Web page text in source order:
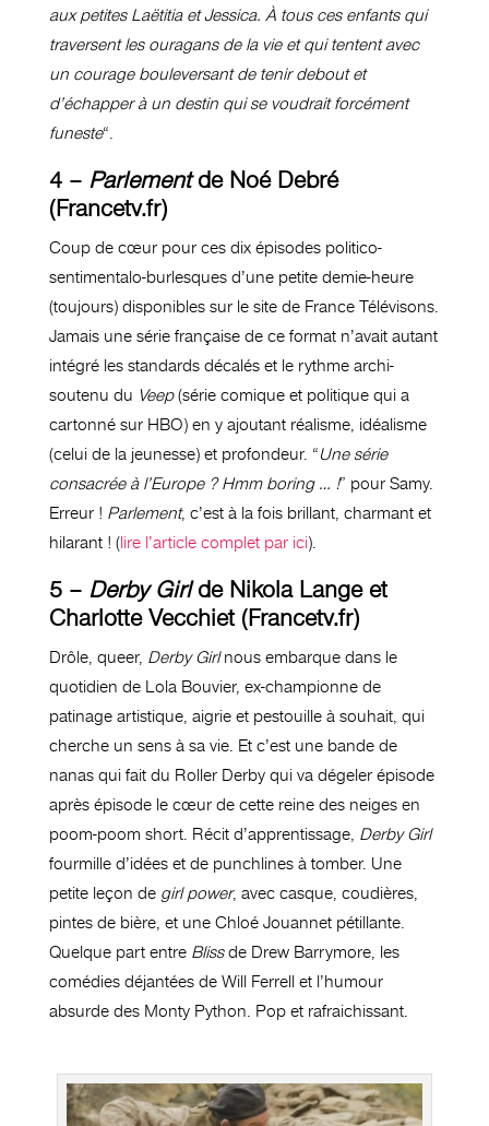
aux petites Laëtitia et Jessica. À tous ces enfants qui
traversent les ouragans de la vie et qui tentent avec
un courage bouleversant de tenir debout et
d’échapper à un destin qui se voudrait forcément
funeste“.
4 – Parlementde Noé Debré
(Francetv.fr)
Coup de cœur pour ces dix épisodes politico-
sentimentalo-burlesques d’une petite demie-heure
(toujours) disponibles sur le site de France Télévisons.
Jamais une série française de ce format n’avait autant
intégré les standards décalés et le rythme archi-
soutenu du Veep(série comique et politique qui a
cartonné sur HBO) en y ajoutant réalisme, idéalisme
(celui de la jeunesse) et profondeur. “Une série
consacrée à l’Europe ? Hmm boring … !” pour Samy.
Erreur ! Parlement, c’est à la fois brillant, charmant et
hilarant ! (lire l’article complet par ici).
5 – Derby Girlde Nikola Lange et
Charlotte Vecchiet (Francetv.fr)
Drôle, queer, Derby Girlnous embarque dans le
quotidien de Lola Bouvier, ex-championne de
patinage artistique, aigrie et pestouille à souhait, qui
cherche un sens à sa vie. Et c’est une bande de
nanas qui fait du Roller Derby qui va dégeler épisode
après épisode le cœur de cette reine des neiges en
poom-poom short. Récit d’apprentissage, Derby Girl
fourmille d’idées et de punchlines à tomber. Une
petite leçon degirl power, avec casque, coudières,
pintes de bière, et une Chloé Jouannet pétillante.
Quelque part entre Blissde Drew Barrymore, les
comédies déjantées de Will Ferrell et l’humour
absurde des Monty Python. Pop et rafraichissant.